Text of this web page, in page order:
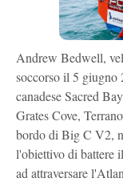
Andrew Bedwell,
soccorso il 5 giugno
canadese Sacred
Grates Cove,
bordo di Big C V2,
l'obiettivo di battere
ad attraversare